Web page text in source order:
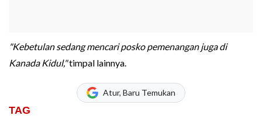
"Kebetulan sedang mencari posko pemenangan juga di
Kanada Kidul,"timpal lainnya.
Atur, Baru Temukan
TAG